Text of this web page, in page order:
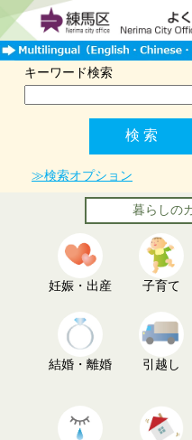
キーワード検索
≫検索オプション
暮らしの
妊娠・出産 子育て
結婚・離婚 引越し